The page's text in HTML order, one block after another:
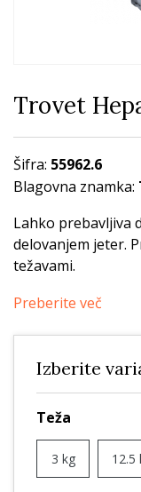
Trovet
Šifra: 55962.6
Blagovna znamka:
Lahko prebavljiva
delovanjem jeter.
težavami.
Preberite več
Izberite
Teža
3 kg 12.5